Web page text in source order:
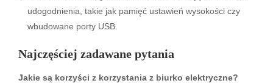
udogodnienia, takie jak pamięć ustawień wysokości czy
wbudowane porty USB.
Najczęściej zadawane pytania
Jakie są korzyści z korzystania z biurko elektryczne?